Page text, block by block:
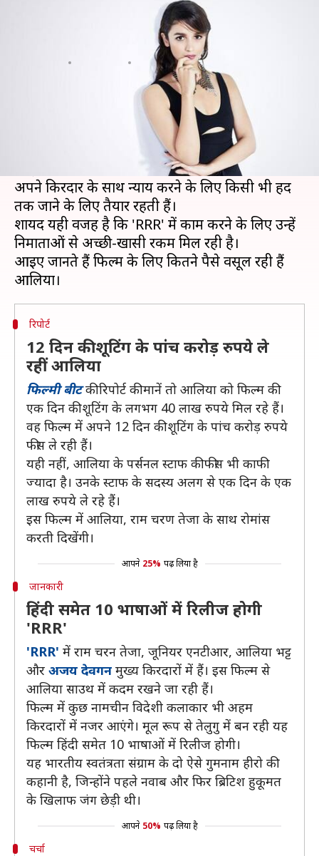
फिल्म 'RRR' के लिए एक दिन के
कितने पैसे ले रहीं आलिया भट्ट?
08:30 pm
फिल्म 'RRR' का दर्शकों को बेसब्री से इंतजार है। इस
फिल्म से आलिया भट्ट साउथ में कदम रख रही हैं।
कोई शक नहीं कि आलिया एक बेहतरीन अभिनेत्री हैं और
अपने किरदार के साथ न्याय करने के लिए किसी भी हद
तक जाने के लिए तैयार रहती हैं।
शायद यही वजह है कि 'RRR' में काम करने के लिए उन्हें
निर्माताओं से अच्छी-खासी रकम मिल रही है।
आइए जानते हैं फिल्म के लिए कितने पैसे वसूल रही हैं
रिपोर्ट
12 दिन की शूटिंग के पांच करोड़ रुपये ले
रहीं आलिया
फिल्मी बीटकी रिपोर्ट की मानें तो आलिया को फिल्म की
एक दिन की शूटिंग के लगभग 40 लाख रुपये मिल रहे हैं।
वह फिल्म में अपने 12 दिन की शूटिंग के पांच करोड़ रुपये
फीस ले रही हैं।
यही नहीं, आलिया के पर्सनल स्टाफ की फीस भी काफी
ज्यादा है। उनके स्टाफ के सदस्य अलग से एक दिन के एक
लाख रुपये ले रहे हैं।
इस फिल्म में आलिया, राम चरण तेजा के साथ रोमांस
करती दिखेंगी।
आपने 25% पढ़ लिया है
जानकारी
हिंदी समेत 10 भाषाओं में रिलीज होगी
'RRR'
'RRR' में राम चरन तेजा, जूनियर एनटीआर, आलिया भट्ट
और अजय देवगन मुख्य किरदारों में हैं। इस फिल्म से
आलिया साउथ में कदम रखने जा रही हैं।
फिल्म में कुछ नामचीन विदेशी कलाकार भी अहम
किरदारों में नजर आएंगे। मूल रूप से तेलुगु में बन रही यह
फिल्म हिंदी समेत 10 भाषाओं में रिलीज होगी।
यह भारतीय स्वतंत्रता संग्राम के दो ऐसे गुमनाम हीरो की
कहानी है, जिन्होंने पहले नवाब और फिर ब्रिटिश हुकूमत
के खिलाफ जंग छेड़ी थी।
आपने 50% पढ़ लिया है
चर्चा